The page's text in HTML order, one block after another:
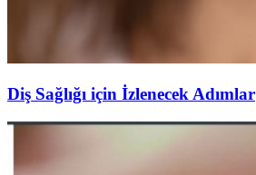
Diş Sağlığı için İzlenecek Adımlar